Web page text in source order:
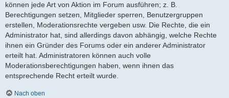
können jede Art von Aktion im Forum ausführen; z. B.
Berechtigungen setzen, Mitglieder sperren, Benutzergruppen
erstellen, Moderationsrechte vergeben usw. Die Rechte, die ein
Administrator hat, sind allerdings davon abhängig, welche Rechte
ihnen ein Gründer des Forums oder ein anderer Administrator
erteilt hat. Administratoren können auch volle
Moderationsberechtigungen haben, wenn ihnen das
entsprechende Recht erteilt wurde.
Nach oben